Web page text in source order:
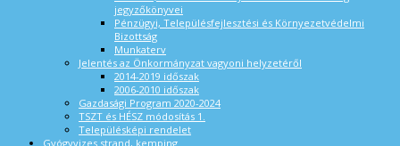
jegyzőkönyvei
Pénzügyi, Településfejlesztési és Környezetvédelmi
Bizottság
Munkaterv
Jelentés az Önkormányzat vagyoni helyzetéről
2014-2019 időszak
2006-2010 időszak
Gazdasági Program 2020-2024
TSZT és HÉSZ módosítás 1.
Településképi rendelet
Gyógyvizes strand, kemping